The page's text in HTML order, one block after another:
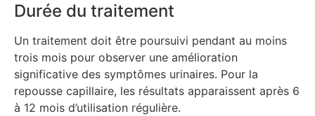
Durée du traitement
Un traitement doit être poursuivi pendant au moins
trois mois pour observer une amélioration
significative des symptômes urinaires. Pour la
repousse capillaire, les résultats apparaissent après 6
à 12 mois d’utilisation régulière.